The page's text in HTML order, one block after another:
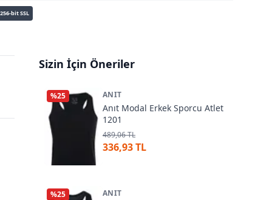
256-bit SSL
Sizin İçin Öneriler
%25 ANIT
Anıt Modal Erkek Sporcu Atlet
1201
489,06 TL
336,93 TL
%25 ANIT